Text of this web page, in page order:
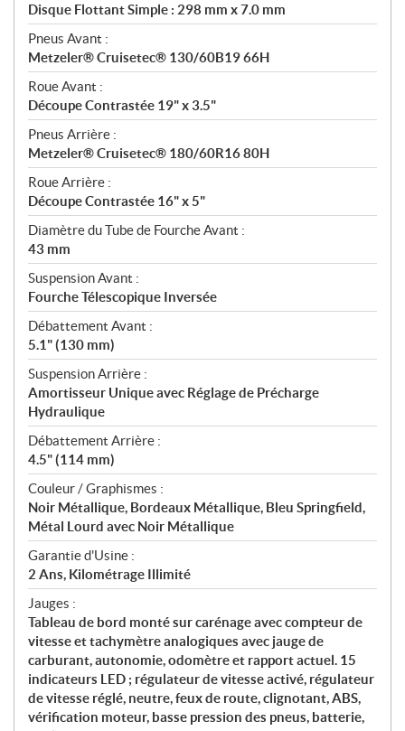
Disque Flottant Simple : 298 mm x 7.0 mm
Pneus Avant :
Metzeler® Cruisetec® 130/60B19 66H
Roue Avant :
Découpe Contrastée 19" x 3.5"
Pneus Arrière :
Metzeler® Cruisetec® 180/60R16 80H
Roue Arrière :
Découpe Contrastée 16" x 5"
Diamètre du Tube de Fourche Avant :
43 mm
Suspension Avant :
Fourche Télescopique Inversée
Débattement Avant :
5.1" (130 mm)
Suspension Arrière :
Amortisseur Unique avec Réglage de Précharge
Hydraulique
Débattement Arrière :
4.5" (114 mm)
Couleur / Graphismes :
Noir Métallique, Bordeaux Métallique, Bleu Springfield,
Métal Lourd avec Noir Métallique
Garantie d'Usine :
2 Ans, Kilométrage Illimité
Jauges :
Tableau de bord monté sur carénage avec compteur de
vitesse et tachymètre analogiques avec jauge de
carburant, autonomie, odomètre et rapport actuel. 15
indicateurs LED ; régulateur de vitesse activé, régulateur
de vitesse réglé, neutre, feux de route, clignotant, ABS,
vérification moteur, basse pression des pneus, batterie,